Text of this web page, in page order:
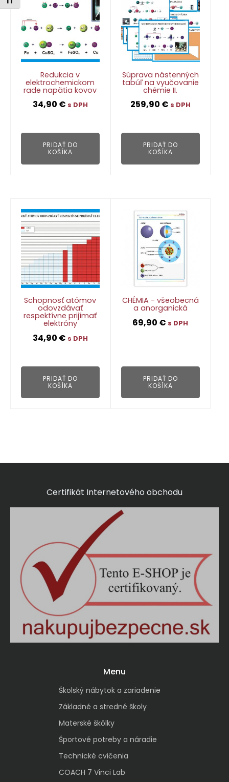
Redukcia v
elektrochemickom
rade napätia kovov
34,90 € s DPH
PRIDAŤ DO
KOŠÍKA
Súprava nástenných
tabúľ na vyučovanie
chémie II.
259,90 € s DPH
PRIDAŤ DO
KOŠÍKA
Schopnosť atómov
odovzdávať
respektívne prijímať
elektróny
34,90 € s DPH
PRIDAŤ DO
KOŠÍKA
CHÉMIA - všeobecná
a anorganická
69,90 € s DPH
PRIDAŤ DO
KOŠÍKA
Certifikát Internetového obchodu
Menu
Školský nábytok a zariadenie
Základné a stredné školy
Materské škôlky
Športové potreby a náradie
Technické cvičenia
COACH 7 Vinci Lab